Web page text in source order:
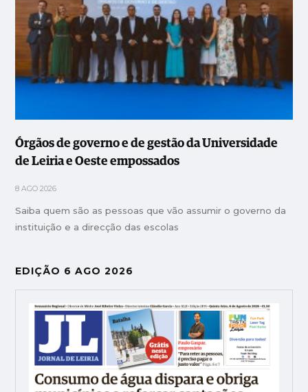
Órgãos de governo e de gestão da Universidade
de Leiria e Oeste empossados
8 AGO 2026
Saiba quem são as pessoas que vão assumir o governo da
instituição e a direcção das escolas
EDIÇÃO 6 AGO 2026